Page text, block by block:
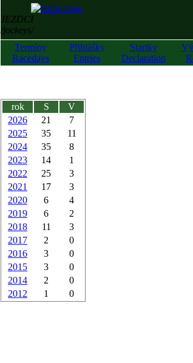
JEZDCI
/jockeys/
Termíny
Racedays
Přihlášky
Entries
Startky
Declaration
rok S
V
2026
21
7
2025
35
11
2024
35
8
2023
14
1
2022
25
3
2021
17
3
2020
6
4
2019
6
2
2018
11
3
2017
2
0
2016
3
0
2015
3
0
2014
2
0
2012
1 0